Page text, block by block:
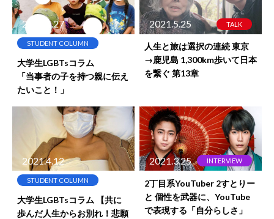
2021.5.27
STUDENT COLUMN
大学生LGBTsコラム
「当事者の子を持つ親に伝え
たいこと！」
2021.5.25 TALK
人生と旅は選択の連続 東京
→鹿児島 1,300km歩いて日本
を繋ぐ 第13章
2021.4.12
STUDENT COLUMN
大学生LGBTsコラム 【共に
歩んだ人生からお別れ！悲願
2021.3.25 INTERVIEW
2丁目系YouTuber 2すとりー
と 個性を武器に、YouTube
で表現する「自分らしさ」